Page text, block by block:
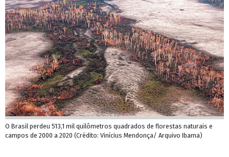
O Brasil perdeu 513,1 mil quilômetros quadrados de florestas naturais e
campos de 2000 a 2020 (Crédito: Vinícius Mendonça/ Arquivo Ibama)